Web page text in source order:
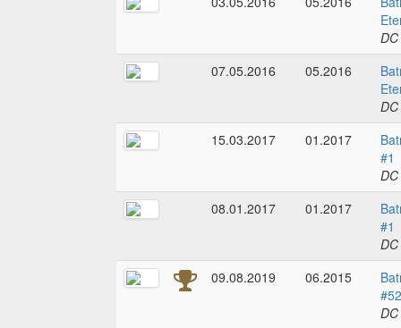
07.05.2016
05.2016
15.03.2017
01.2017
#1
08.01.2017
01.2017
#1
09.08.2019
06.2015
#52